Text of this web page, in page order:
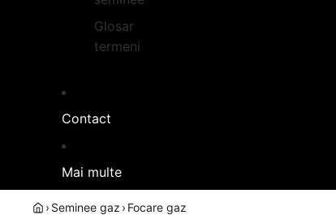
Glosar
termeni
Contact
Mai multe
› Seminee gaz › Focare gaz